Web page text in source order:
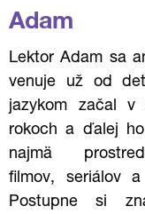
Adam
Lektor Adam sa
venuje už od
jazykom začal v
rokoch a ďalej
najmä
filmov, seriálov
Postupne si